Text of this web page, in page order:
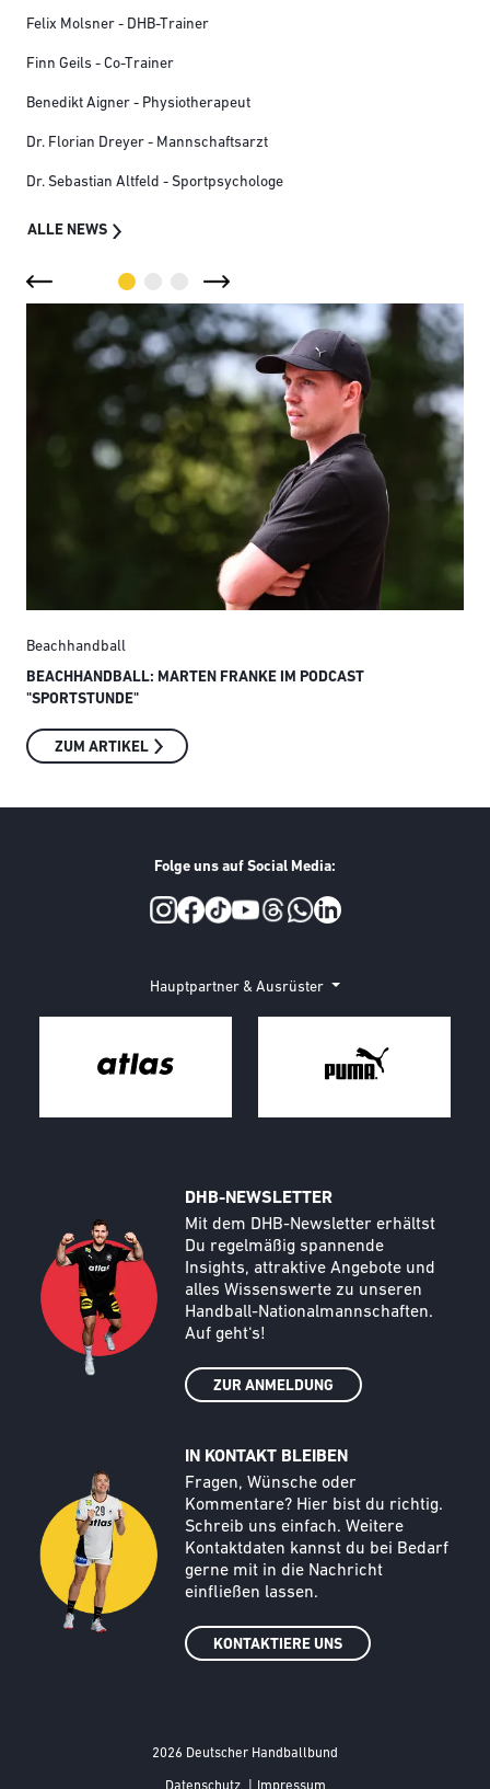
Felix Molsner - DHB-Trainer
Finn Geils - Co-Trainer
Benedikt Aigner - Physiotherapeut
Dr. Florian Dreyer - Mannschaftsarzt
Dr. Sebastian Altfeld - Sportpsychologe
ALLE NEWS
Beachhandball
BEACHHANDBALL: MARTEN FRANKE IM PODCAST
"SPORTSTUNDE"
ZUM ARTIKEL
Folge uns auf Social Media:
Hauptpartner & Ausrüster
DHB-NEWSLETTER
Text
Mit dem DHB-Newsletter erhältst
Du regelmäßig spannende
Insights, attraktive Angebote und
alles Wissenswerte zu unseren
Handball-Nationalmannschaften.
Auf geht‘s!
ZUR ANMELDUNG
Call to action image
IN KONTAKT BLEIBEN
Text
Fragen, Wünsche oder
Kommentare? Hier bist du richtig.
Schreib uns einfach. Weitere
Kontaktdaten kannst du bei Bedarf
gerne mit in die Nachricht
einfließen lassen.
KONTAKTIERE UNS
2026 Deutscher Handballbund